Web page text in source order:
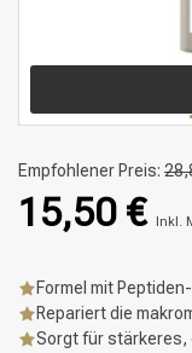
Empfohlener Preis:
15,50 € Inkl.
Formel mit
Repariert die
Sorgt für stärkeres,